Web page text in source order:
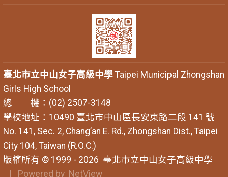
臺北市立中山女子高級中學Taipei Municipal Zhongshan
Girls High School
總 機：(02) 2507-3148
學校地址：10490 臺北市中山區長安東路二段 141 號
No. 141, Sec. 2, Chang’an E. Rd., Zhongshan Dist., Taipei
City 104, Taiwan (R.O.C.)
版權所有 © 1999 - 2026 臺北市立中山女子高級中學
| Powered by NetView